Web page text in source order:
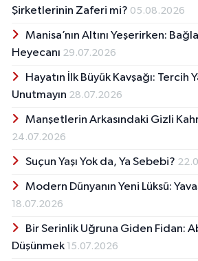
Şirketlerinin Zaferi mi? 05.08.2026
Manisa’nın Altını Yeşerirken:
Heyecanı 29.07.2026
Hayatın İlk Büyük Kavşağı: Tercih
Unutmayın 28.07.2026
Manşetlerin Arkasındaki Gizli
24.07.2026
Suçun Yaşı Yok da, Ya Sebebi?
Modern Dünyanın Yeni Lüksü:
18.07.2026
Bir Serinlik Uğruna Giden Fidan:
Düşünmek 15.07.2026